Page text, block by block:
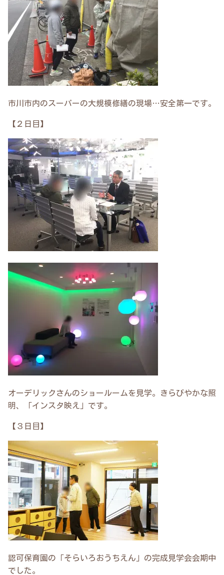
市川市内のスーパーの大規模修繕の現場…安全第一です。
【２日目】
オーデリックさんのショールームを見学。きらびやかな照
明、「インスタ映え」です。
【３日目】
認可保育園の「そらいろおうちえん」の完成見学会会期中
でした。